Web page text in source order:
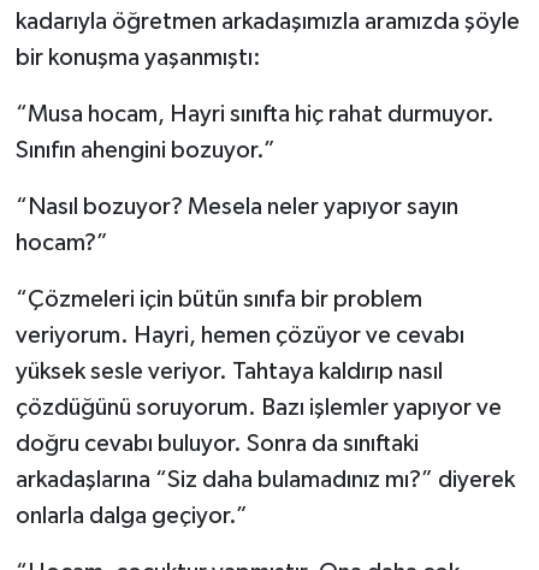
kadarıyla öğretmen arkadaşımızla aramızda şöyle
bir konuşma yaşanmıştı:
“Musa hocam, Hayri sınıfta hiç rahat durmuyor.
Sınıfın ahengini bozuyor.”
“Nasıl bozuyor? Mesela neler yapıyor sayın
hocam?”
“Çözmeleri için bütün sınıfa bir problem
veriyorum. Hayri, hemen çözüyor ve cevabı
yüksek sesle veriyor. Tahtaya kaldırıp nasıl
çözdüğünü soruyorum. Bazı işlemler yapıyor ve
doğru cevabı buluyor. Sonra da sınıftaki
arkadaşlarına “Siz daha bulamadınız mı?” diyerek
onlarla dalga geçiyor.”